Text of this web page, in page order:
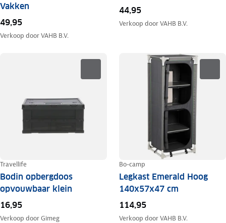
Vakken
49,95
Verkoop doorVAHB B.V.
44,95
Verkoop doorVAHB B.V.
Travellife
Bodin opbergdoos
opvouwbaar klein
16,95
Verkoop doorGimeg
Bo-camp
Legkast Emerald Hoog
140x57x47 cm
114,95
Verkoop doorVAHB B.V.